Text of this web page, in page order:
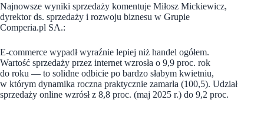
Najnowsze wyniki sprzedaży komentuje Miłosz Mickiewicz,
dyrektor ds. sprzedaży i rozwoju biznesu w Grupie
Comperia.pl SA.:
E-commerce wypadł wyraźnie lepiej niż handel ogółem.
Wartość sprzedaży przez internet wzrosła o 9,9 proc. rok
do roku — to solidne odbicie po bardzo słabym kwietniu,
w którym dynamika roczna praktycznie zamarła (100,5). Udział
sprzedaży online wzrósł z 8,8 proc. (maj 2025 r.) do 9,2 proc.